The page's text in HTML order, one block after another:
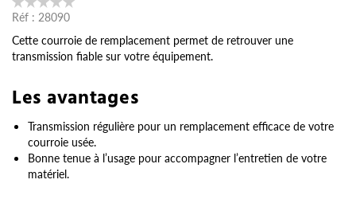
Réf : 28090
Cette courroie de remplacement permet de retrouver une
transmission fiable sur votre équipement.
Les avantages
Transmission régulière pour un remplacement efficace de votre
courroie usée.
Bonne tenue à l’usage pour accompagner l’entretien de votre
matériel.